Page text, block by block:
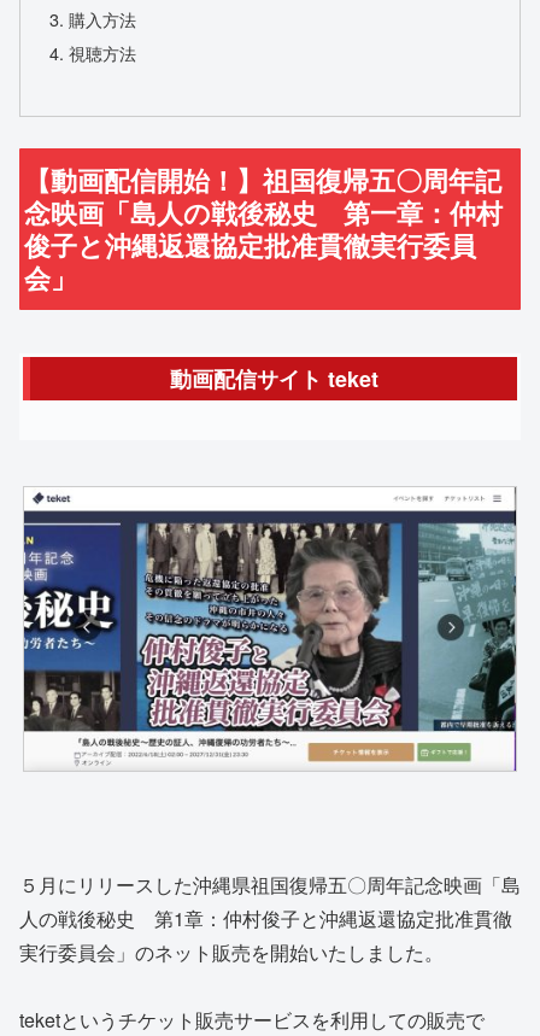
購入方法
視聴方法
【動画配信開始！】祖国復帰五〇周年記
念映画「島人の戦後秘史 第一章：仲村
俊子と沖縄返還協定批准貫徹実行委員
会」
動画配信サイト teket
５月にリリースした沖縄県祖国復帰五〇周年記念映画「島
人の戦後秘史 第1章：仲村俊子と沖縄返還協定批准貫徹
実行委員会」のネット販売を開始いたしました。
teketというチケット販売サービスを利用しての販売で